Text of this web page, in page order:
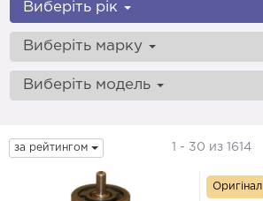
Виберіть рік
Виберіть марку
Виберіть модель
за рейтингом 1 - 30 из 1614
Оригінал